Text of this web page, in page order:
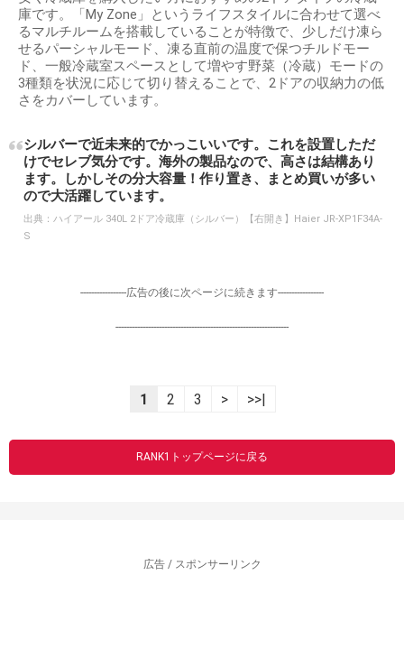
庫です。「My Zone」というライフスタイルに合わせて選べ
るマルチルームを搭載していることが特徴で、少しだけ凍ら
せるパーシャルモード、凍る直前の温度で保つチルドモー
ド、一般冷蔵室スペースとして増やす野菜（冷蔵）モードの
3種類を状況に応じて切り替えることで、2ドアの収納力の低
さをカバーしています。
シルバーで近未来的でかっこいいです。これを設置しただ
けでセレブ気分です。海外の製品なので、高さは結構あり
ます。しかしその分大容量！作り置き、まとめ買いが多い
ので大活躍しています。
出典： ハイアール 340L 2ドア冷蔵庫（シルバー）【右開き】Haier JR-XP1F34A-
S
-----------------広告の後に次ページに続きます-----------------
----------------------------------------------------------------
1 2 3 > >>|
RANK1トップページに戻る
広告 / スポンサーリンク